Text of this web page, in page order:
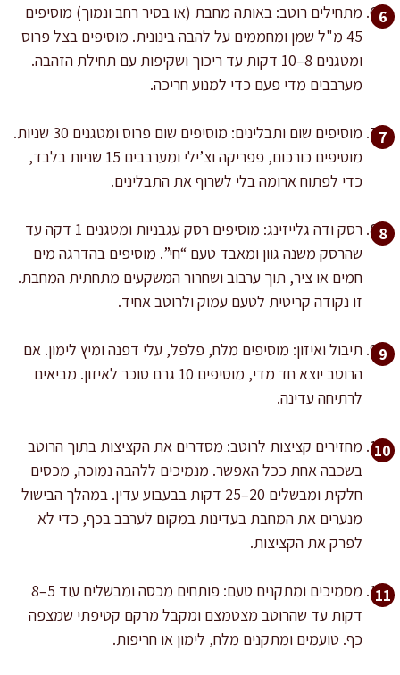
מתחילים רוטב: באותה מחבת (או בסיר רחב ונמוך) מוסיפים
45 מ"ל שמן ומחממים על להבה בינונית. מוסיפים בצל פרוס
ומטגנים 8–10 דקות עד ריכוך ושקיפות עם תחילת הזהבה.
מערבבים מדי פעם כדי למנוע חריכה.
מוסיפים שום ותבלינים: מוסיפים שום פרוס ומטגנים 30 שניות.
מוסיפים כורכום, פפריקה וצ’ילי ומערבבים 15 שניות בלבד,
כדי לפתוח ארומה בלי לשרוף את התבלינים.
רסק ודה גלייזינג: מוסיפים רסק עגבניות ומטגנים 1 דקה עד
שהרסק משנה גוון ומאבד טעם “חי”. מוסיפים בהדרגה מים
חמים או ציר, תוך ערבוב ושחרור המשקעים מתחתית המחבת.
זו נקודה קריטית לטעם עמוק ולרוטב אחיד.
תיבול ואיזון: מוסיפים מלח, פלפל, עלי דפנה ומיץ לימון. אם
הרוטב יוצא חד מדי, מוסיפים 10 גרם סוכר לאיזון. מביאים
לרתיחה עדינה.
מחזירים קציצות לרוטב: מסדרים את הקציצות בתוך הרוטב
בשכבה אחת ככל האפשר. מנמיכים ללהבה נמוכה, מכסים
חלקית ומבשלים 20–25 דקות בבעבוע עדין. במהלך הבישול
מנערים את המחבת בעדינות במקום לערבב בכף, כדי לא
לפרק את הקציצות.
מסמיכים ומתקנים טעם: פותחים מכסה ומבשלים עוד 5–8
דקות עד שהרוטב מצטמצם ומקבל מרקם קטיפתי שמצפה
כף. טועמים ומתקנים מלח, לימון או חריפות.